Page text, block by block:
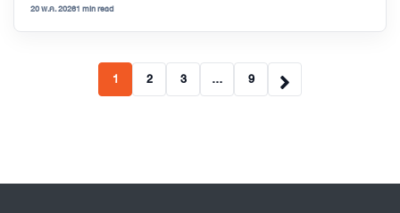
20 พ.ค. 20261 min read
1 2 3 … 9